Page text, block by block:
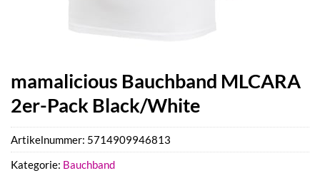
mamalicious Bauchband MLCARA
2er-Pack Black/White
Artikelnummer: 5714909946813
Kategorie: Bauchband